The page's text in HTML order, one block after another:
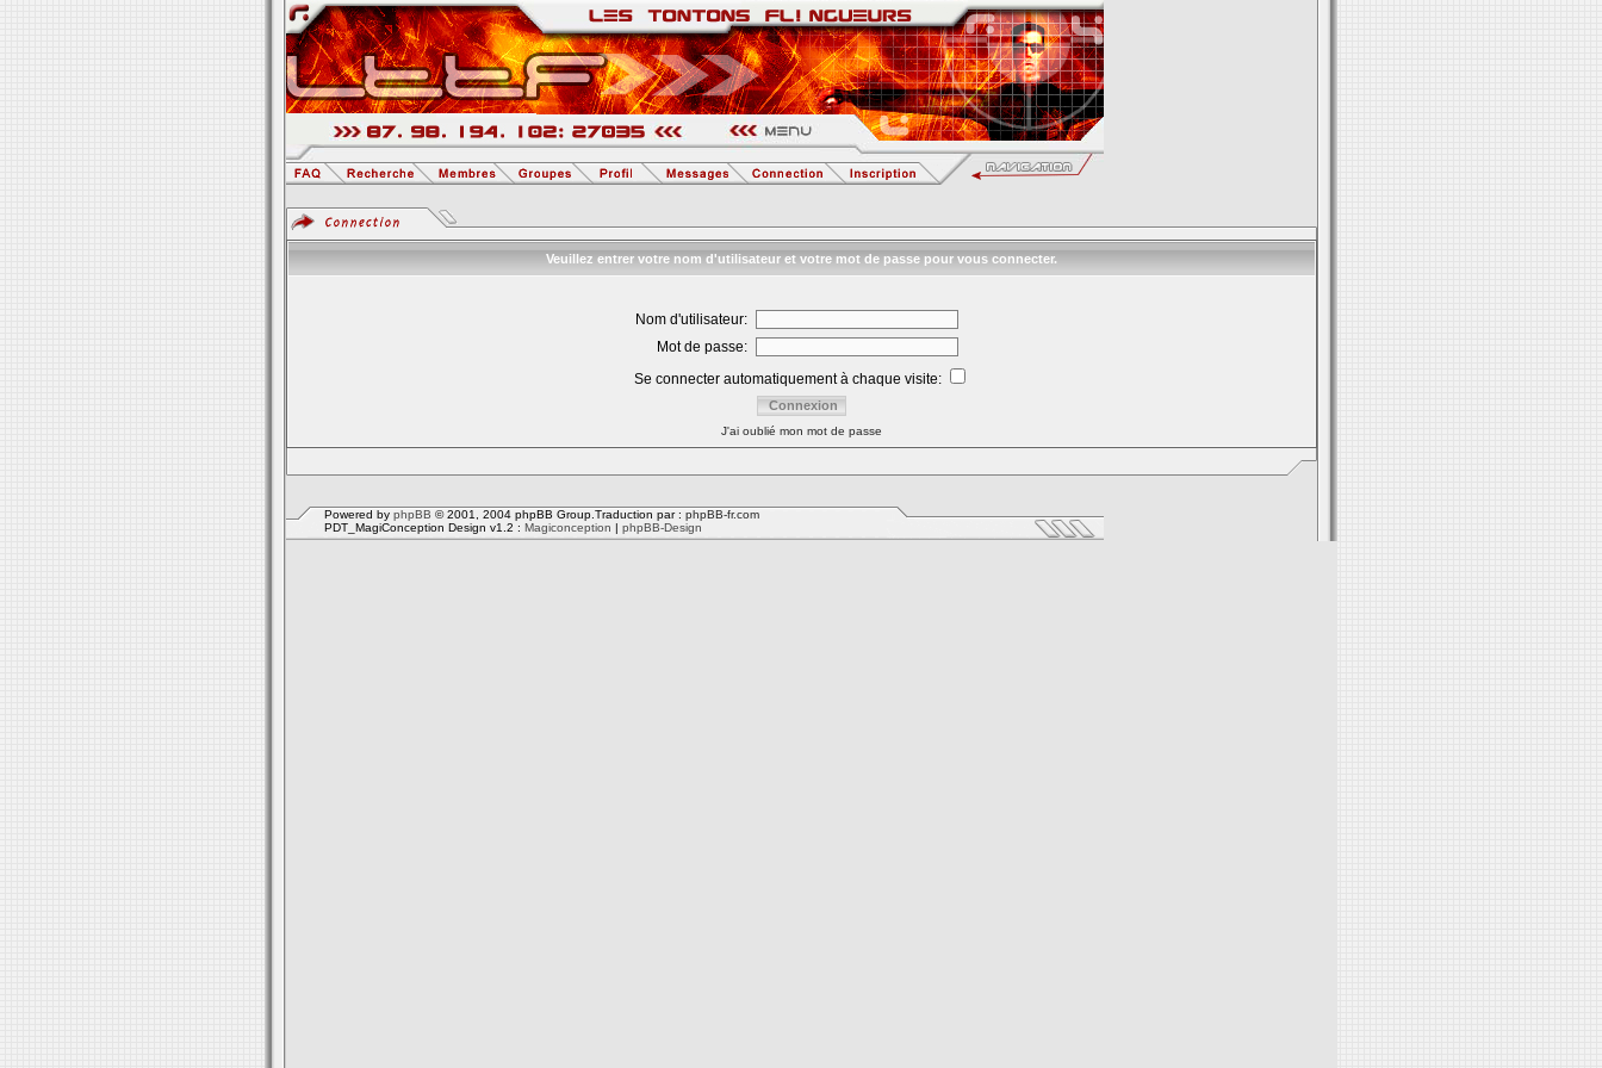
Veuillez entrer votre nom d'utilisateur et votre mot de passe pour vous connecter.
Nom d'utilisateur:
Mot de passe:
Se connecter automatiquement à chaque visite:
J'ai oublié mon mot de passe
Powered by phpBB © 2001, 2004 phpBB Group.Traduction par : phpBB-fr.com
PDT_MagiConception Design v1.2 : Magiconception | phpBB-Design